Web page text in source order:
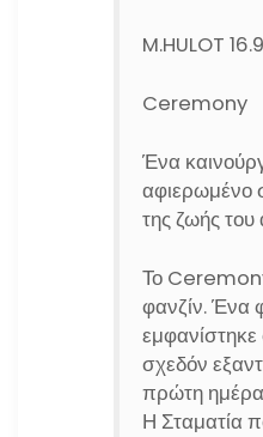
M.HULOT
Ceremony
Ένα
αφιερωμένο
της ζωής
Το
φανζίν. Ένα
σχεδόν
πρώτη
Η Σταματία